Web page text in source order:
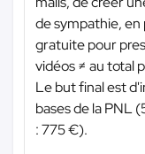
de sympathie,
gratuite pour
vidéos ≠ au total
Le but final est
bases de la PNL
: 775 €).